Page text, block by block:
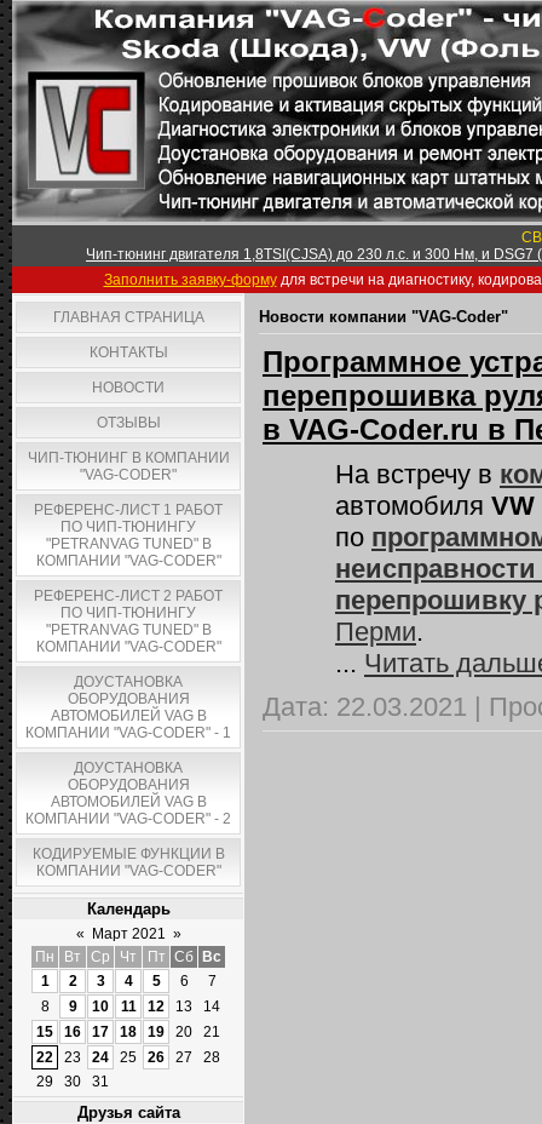
Чип-тюнинг двигателя 1,8TSI(CJSA) до 230 л.с. и 300 Нм, и
Заполнить заявку-формудля встречи на диагностику,
ГЛАВНАЯ СТРАНИЦА
КОНТАКТЫ
НОВОСТИ
ОТЗЫВЫ
ЧИП-ТЮНИНГ В КОМПАНИИ
"VAG-CODER"
РЕФЕРЕНС-ЛИСТ 1 РАБОТ
ПО ЧИП-ТЮНИНГУ
"PETRANVAG TUNED" В
КОМПАНИИ "VAG-CODER"
РЕФЕРЕНС-ЛИСТ 2 РАБОТ
ПО ЧИП-ТЮНИНГУ
"PETRANVAG TUNED" В
КОМПАНИИ "VAG-CODER"
ДОУСТАНОВКА
ОБОРУДОВАНИЯ
АВТОМОБИЛЕЙ VAG В
КОМПАНИИ "VAG-CODER" - 1
ДОУСТАНОВКА
ОБОРУДОВАНИЯ
АВТОМОБИЛЕЙ VAG В
КОМПАНИИ "VAG-CODER" - 2
КОДИРУЕМЫЕ ФУНКЦИИ В
КОМПАНИИ "VAG-CODER"
Календарь
« Март 2021 »
Пн
Вт Ср Чт Пт Сб
Вс
1
2 3 4 5 6
7
8
9 10 11 12 13
14
15
16 17 18 19 20
21
22
23 24 25 26 27
28
29
30 31
Друзья сайта
Новости компании "VAG-Coder"
Программное
перепрошивка
в VAG-Coder.ru в
На встречу в
автомобиля VW
по
перепрошивку
Перми.
... Читать
Дата: 22.03.2021 |